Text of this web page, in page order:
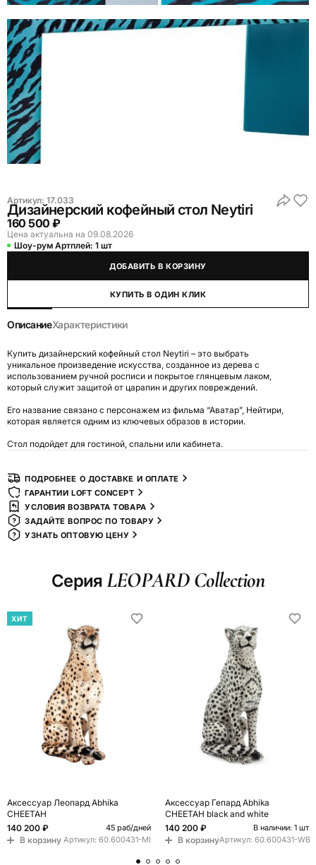
Артикул: 17.033
Дизайнерский кофейный стол Neytiri
160 500 ₽
Цена актуальна на 09.08.2026
Шоу-рум Артплей: 1 шт
ДОБАВИТЬ В КОРЗИНУ
КУПИТЬ В ОДИН КЛИК
ОписаниеХарактеристики
Купить дизайнерский кофейный стол Neytiri – это выбрать
уникальное произведение искусства, созданное из дерева с
использованием ручной росписи и покрытое глянцевым лаком,
который служит защитой от царапин и других повреждений.
Его название связано с персонажем из фильма “Аватар”, Нейтири,
которая является одним из ключевых образов в истории.
Стол подойдет для гостиной, спальни или кабинета.
ПОДРОБНЕЕ О ДОСТАВКЕ И ОПЛАТЕ
ГАРАНТИИ LOFT CONCEPT
УСЛОВИЯ ВОЗВРАТА ТОВАРА
ЗАДАЙТЕ ВОПРОС ПО ТОВАРУ
УЗНАТЬ ОПТОВУЮ ЦЕНУ
Серия LEOPARD Collection
ХИТ
Аксессуар Леопард Abhika
CHEETAH
140 200 ₽
45 раб/дней
В корзину Артикул: 60.600431-MI
Аксессуар Гепард Abhika
CHEETAH black and white
140 200 ₽
В наличии: 1 шт
В корзинуАртикул: 60.600431-WB